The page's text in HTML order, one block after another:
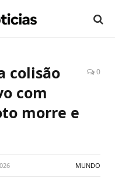
colisão
com
morre e
0
MUNDO